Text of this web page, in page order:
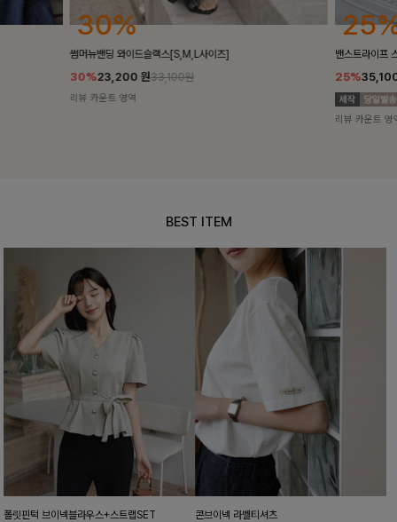
25%
밴스트라이프 스트링원피스
25%35,100원46,800원
10%
[5천장돌파/
10%
리뷰 카운트 영
BEST ITEM
폴릿핀턱 브이넥블라우스+스트랩SET 콘브이넥 라벨티셔츠